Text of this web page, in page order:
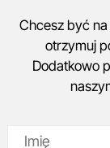
Chcesz być na
otrzymuj
Dodatkowo